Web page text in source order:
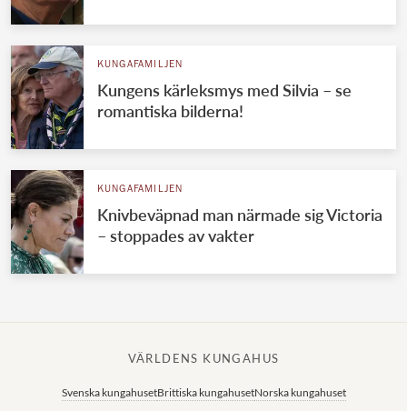
KUNGAFAMILJEN
Kungens kärleksmys med Silvia – se
romantiska bilderna!
KUNGAFAMILJEN
Knivbeväpnad man närmade sig Victoria
– stoppades av vakter
VÄRLDENS KUNGAHUS
Svenska kungahusetBrittiska kungahusetNorska kungahuset